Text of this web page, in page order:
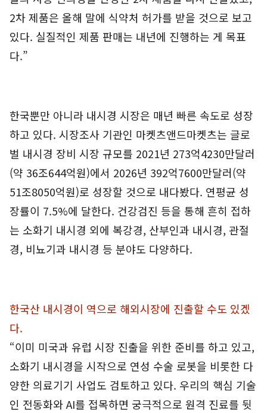
2차 제품은 올해 말에 식약처 허가를 받을 것으로 보고
있다. 실질적인 제품 판매는 내년에 진행하는 게 목표
다.”
한국뿐만 아니라 내시경 시장은 매년 빠른 속도로 성장
하고 있다. 시장조사 기관인 마켓츠앤드마켓츠는 글로
벌 내시경 장비 시장 규모를 2021년 273억4230만달러
(약 36조644억원)에서 2026년 392억7600만달러(약
51조8050억원)로 성장할 것으로 내다봤다. 연평균 성
장률이 7.5%에 달한다. 건강검진 등을 통해 흔히 접하
는 소화기 내시경 외에 복강경, 산부인과 내시경, 관절
경, 비뇨기과 내시경 등 분야도 다양하다.
한국산 내시경이 역으로 해외시장에 진출할 수도 있겠
다.
“이미 미국과 유럽 시장 진출을 위한 준비를 하고 있고,
소화기 내시경을 시작으로 연성 수술 로봇을 비롯한 다
양한 의료기기 사업도 검토하고 있다. 우리의 핵심 기술
인 전동화와 AI를 접목하면 궁극적으로 원격 진료를 뒷